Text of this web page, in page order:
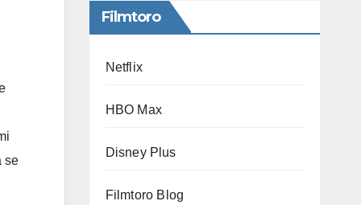
se
Filmtoro
Netflix
HBO Max
Disney Plus
Filmtoro Blog